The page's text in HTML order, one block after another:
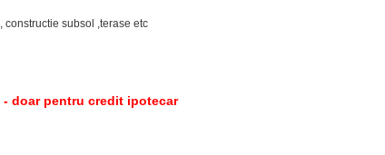
subsol ,terase etc
doar pentru credit ipotecar